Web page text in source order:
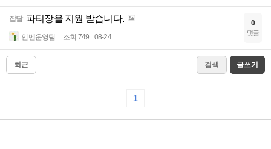
잡담 파티장을 지원 받습니다.
인벤운영팀 조회 749 08-24
0
댓글
최근 검색 글쓰기
1